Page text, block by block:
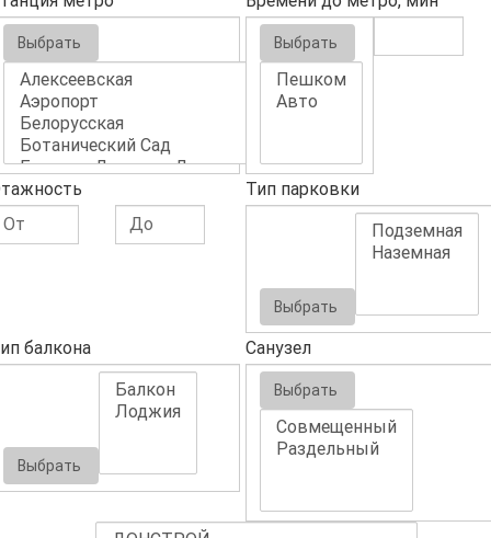
Выбрать Выбрать
Тип парковки
Выбрать
балкона
Выбрать
Санузел
Выбрать